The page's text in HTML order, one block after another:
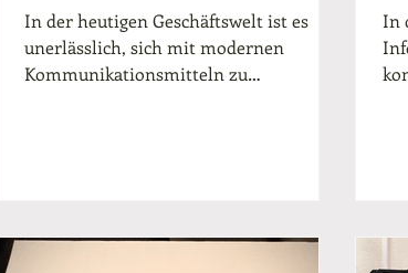
In der heutigen Geschäftswelt ist es
unerlässlich, sich mit modernen
Kommunikationsmitteln zu
sind, Ihre
In